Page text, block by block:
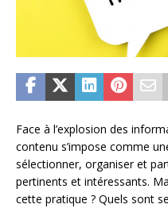
Face à l’explosion des
contenu s’impose comme
sélectionner, organiser et
pertinents et intéressants.
cette pratique ? Quels sont